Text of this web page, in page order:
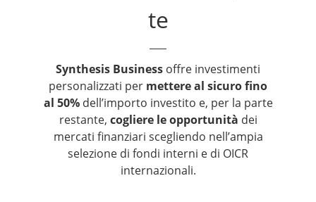
te
Synthesis Business offre investimenti
personalizzati per mettere al sicuro fino
al 50%dell’importo investito e, per la parte
restante, cogliere le opportunità dei
mercati finanziari scegliendo nell’ampia
selezione di fondi interni e di OICR
internazionali.